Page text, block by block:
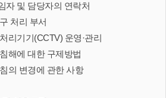
자 및 담당자의 연락처
처리 부서
리기기(CCTV) 운영·관리
해에 대한 구제방법
의 변경에 관한 사항